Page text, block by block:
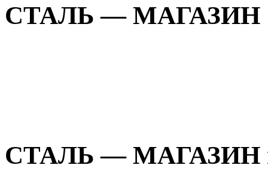
СТАЛЬ — МАГАЗИН
СТАЛЬ — МАГАЗИН